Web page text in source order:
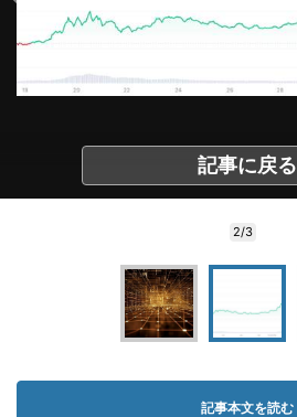
記事に戻る
2/3
記事本文を読む